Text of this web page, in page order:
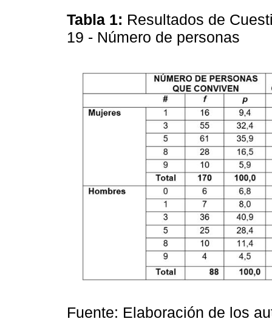
Tabla 1: Resultados de
19 - Número de personas
Fuente: Elaboración de los